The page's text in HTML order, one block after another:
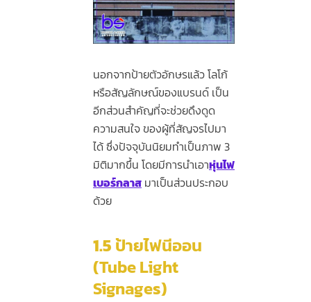
นอกจากป้ายตัวอักษรแล้ว โลโก้
หรือสัญลักษณ์ของแบรนด์ เป็น
อีกส่วนสำคัญที่จะช่วยดึงดูด
ความสนใจ ของผู้ที่สัญจรไปมา
ได้ ซึ่งปัจจุบันนิยมทำเป็นภาพ 3
มิติมากขึ้น โดยมีการนำเอาหุ่นไฟ
เบอร์กลาส มาเป็นส่วนประกอบ
ด้วย
1.5ป้ายไฟนีออน
(Tube Light
Signages)